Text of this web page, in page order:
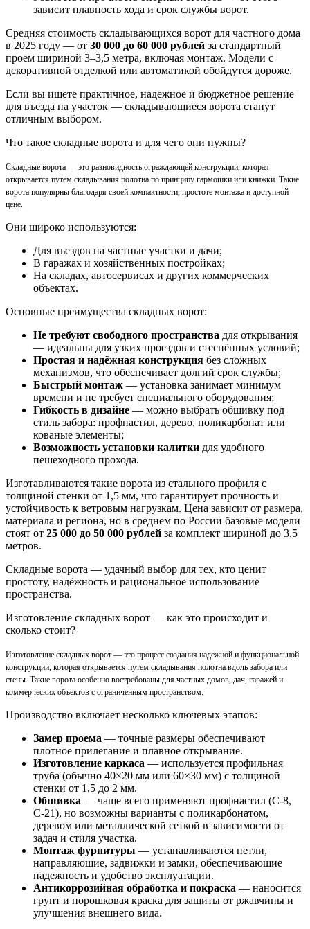
зависит плавность хода и срок службы ворот.
Средняя стоимость складывающихся ворот для частного дома
в 2025 году — от 30 000 до 60 000 рублей за стандартный
проем шириной 3–3,5 метра, включая монтаж. Модели с
декоративной отделкой или автоматикой обойдутся дороже.
Если вы ищете практичное, надежное и бюджетное решение
для въезда на участок — складывающиеся ворота станут
отличным выбором.
Что такое складные ворота и для чего они нужны?
Складные ворота — это разновидность ограждающей конструкции, которая
открывается путём складывания полотна по принципу гармошки или книжки. Такие
ворота популярны благодаря своей компактности, простоте монтажа и доступной
цене.
Они широко используются:
Для въездов на частные участки и дачи;
В гаражах и хозяйственных постройках;
На складах, автосервисах и других коммерческих
объектах.
Основные преимущества складных ворот:
Не требуют свободного пространства для открывания
— идеальны для узких проездов и стеснённых условий;
Простая и надёжная конструкция без сложных
механизмов, что обеспечивает долгий срок службы;
Быстрый монтаж — установка занимает минимум
времени и не требует специального оборудования;
Гибкость в дизайне — можно выбрать обшивку под
стиль забора: профнастил, дерево, поликарбонат или
кованые элементы;
Возможность установки калитки для удобного
пешеходного прохода.
Изготавливаются такие ворота из стального профиля с
толщиной стенки от 1,5 мм, что гарантирует прочность и
устойчивость к ветровым нагрузкам. Цена зависит от размера,
материала и региона, но в среднем по России базовые модели
стоят от 25 000 до 50 000 рублей за комплект шириной до 3,5
метров.
Складные ворота — удачный выбор для тех, кто ценит
простоту, надёжность и рациональное использование
пространства.
Изготовление складных ворот — как это происходит и
сколько стоит?
Изготовление складных ворот — это процесс создания надежной и функциональной
конструкции, которая открывается путем складывания полотна вдоль забора или
стены. Такие ворота особенно востребованы для частных домов, дач, гаражей и
коммерческих объектов с ограниченным пространством.
Производство включает несколько ключевых этапов:
Замер проема — точные размеры обеспечивают
плотное прилегание и плавное открывание.
Изготовление каркаса — используется профильная
труба (обычно 40×20 мм или 60×30 мм) с толщиной
стенки от 1,5 до 2 мм.
Обшивка — чаще всего применяют профнастил (С-8,
С-21), но возможны варианты с поликарбонатом,
деревом или металлической сеткой в зависимости от
задач и стиля участка.
Монтаж фурнитуры — устанавливаются петли,
направляющие, задвижки и замки, обеспечивающие
надежность и удобство эксплуатации.
Антикоррозийная обработка и покраска — наносится
грунт и порошковая краска для защиты от ржавчины и
улучшения внешнего вида.